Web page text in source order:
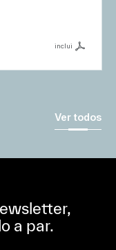
inclui
Ver todos
a par.